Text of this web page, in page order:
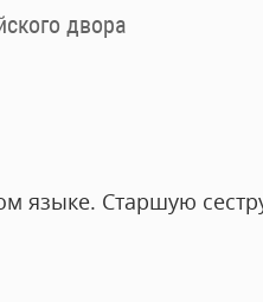
двора
языке. Старшую